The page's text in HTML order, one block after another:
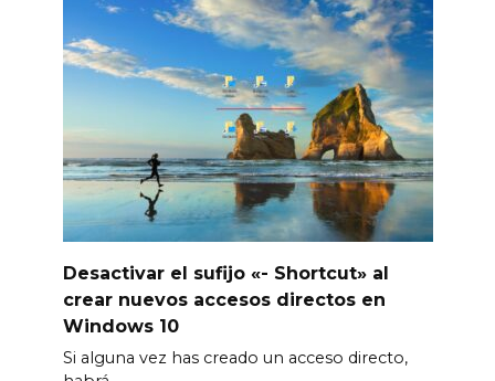
Desactivar el sufijo «- Shortcut» al
crear nuevos accesos directos en
Windows 10
Si alguna vez has creado un acceso directo,